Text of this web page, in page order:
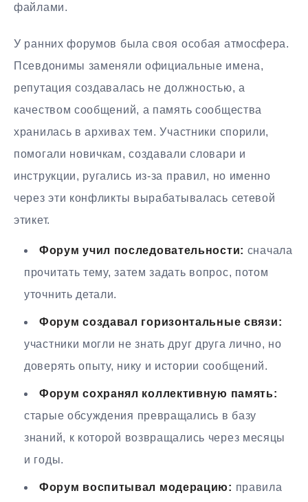
файлами.
У ранних форумов была своя особая атмосфера.
Псевдонимы заменяли официальные имена,
репутация создавалась не должностью, а
качеством сообщений, а память сообщества
хранилась в архивах тем. Участники спорили,
помогали новичкам, создавали словари и
инструкции, ругались из-за правил, но именно
через эти конфликты вырабатывалась сетевой
этикет.
Форум учил последовательности: сначала
прочитать тему, затем задать вопрос, потом
уточнить детали.
Форум создавал горизонтальные связи:
участники могли не знать друг друга лично, но
доверять опыту, нику и истории сообщений.
Форум сохранял коллективную память:
старые обсуждения превращались в базу
знаний, к которой возвращались через месяцы
и годы.
Форум воспитывал модерацию: правила